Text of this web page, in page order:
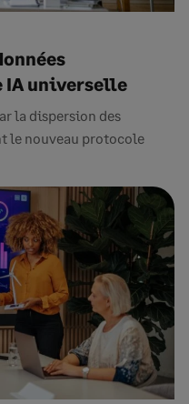
IA universelle
la dispersion des
le nouveau protocole